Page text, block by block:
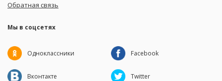
Обратная связь
Мы в соцсетях
Одноклассники Facebook
Вконтакте Twitter